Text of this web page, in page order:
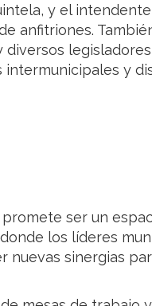
y el
anfitriones.
y
promete ser un
los líderes
nuevas sinergias